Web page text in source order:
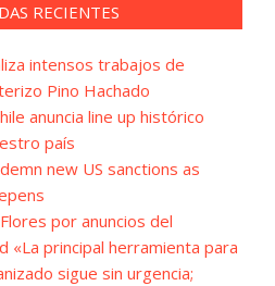
RECIENTES
intensos trabajos de
Pino Hachado
anuncia line up histórico
país
new US sanctions as
por anuncios del
«La principal herramienta para
sigue sin urgencia;